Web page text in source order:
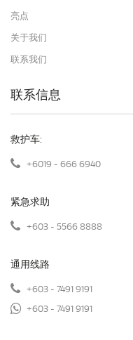
亮点
关于我们
联系我们
联系信息
救护车:
+6019 - 666 6940
紧急求助
+603 - 5566 8888
通用线路
+603 - 7491 9191
+603 - 7491 9191